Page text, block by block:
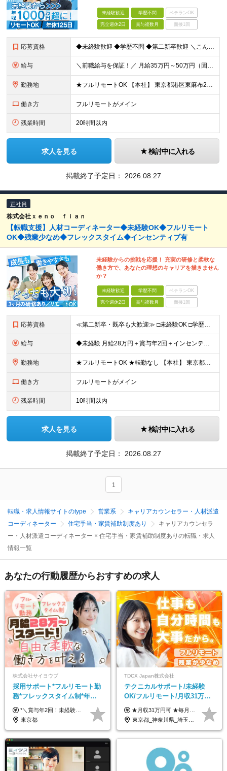
未経験歓迎 学歴不問 ベテランOK
完全週休2日 賞与複数月 面接1回
応募資格 ◆未経験歓迎 ◆学歴不問 ◆第二新卒歓迎 ＼こんな方はすぐにご活躍いただけます／ ◆営業経験がある方 ◆顧客折衝経験がある方 ※紹介先企業の規定によります
給与 ＼前職給与を保証！／ 月給35万円～50万円（固定残業代含む）＋インセンティブ＋賞与年3回 ※固定残業代（月20時間・4万4100円～6万2900円）を含みます ※超過分は別途支給します ※試用期間
勤務地 ★フルリモートOK 【本社】 東京都港区東麻布2丁目35番地1号 KCビル ※紹介先企業の規定によります (変更の範囲)上記を除く当社関連勤務地
働き方 フルリモートがメイン
残業時間 20時間以内
求人を見る 検討中に入れる
掲載終了予定日： 2026.08.27
正社員
株式会社ｘｅｎｏ ｆｉａｎ
【転職支援】人材コーディネーター◆未経験OK◆フルリモート
OK◆残業少なめ◆フレックスタイム◆インセンティブ有
未経験からの挑戦を応援！ 充実の研修と柔軟な
働き方で、あなたの理想のキャリアを描きません
か？
未経験歓迎 学歴不問 ベテランOK
完全週休2日 賞与複数月 面接1回
応募資格 ≪第二新卒・既卒も大歓迎≫ □未経験OK □学歴不問 ＼こんな方はすぐにご活躍いただけます／ ◆営業経験がある方 ◆接客、販売経験がある方 ◆顧客折衝経験がある方 ※紹介先企業の規定によります
給与 ◆未経験 月給28万円＋賞与年2回＋インセンティブ＋各種手当 ◆経験者（キャリアアドバイザー経験2年以上、または営業経験3年以上の方） 月給35万円＋賞与年2回＋インセンティブ＋各種手当 ※残業代
勤務地 ★フルリモートOK ★転勤なし 【本社】 東京都渋谷区渋谷2丁目24-12渋谷スクランブルスクエア42階 ※紹介先企業の規定によります (変更の範囲)上記を除く当社関連勤務地
働き方 フルリモートがメイン
残業時間 10時間以内
求人を見る 検討中に入れる
掲載終了予定日： 2026.08.27
1
転職・求人情報サイトのtype 営業系
キャリアカウンセラー・人材派遣
コーディネーター
住宅手当・家賃補助制度あり
キャリアカウンセラ
ー・人材派遣コーディネーター × 住宅手当・家賃補助制度ありの転職・求人
情報一覧
あなたの行動履歴からおすすめの求人
株式会社サイヨウブ
採用サポート*フルリモート勤
務*フレックスタイム制*年休
120日*土日祝休み*残業ほぼな
し*育児中社員8割以上
*＼賞与年2回！未経験から月給28万円スタート／* ◆月給28万～40万円＋賞与年2回＋各種インセンティブ ※経験・スキルを考慮の上、決定します ※試用期間6ヶ月間あり（期間中は月給26万円～になります。その他待遇等に差異はありません） ※月給には月35時間分の固定残業代含む（月5万4800円/超過分別途支給） ※ほとんどのメンバーが残業ゼロです！フレックスタイム制のため、自分の生活に合わせて調整できます。 ＼希望性で土曜日出勤あり／ お客様より「土曜日に応募者の対応をしてほしい」という ご要望を受けた際に、応募者対応⇒求職者との メッセージのやり取りなど、対応が発生する場合があります。 ※土曜日に出勤いただく場合は ・2時間稼働：4500円 ・4時間稼働：9000円 の給与が発生。勤務時間が4時間超えることは原則ありません。 短期間で高い給与をGETできるチャンスです♪
東京都
TDCX Japan株式会社
テクニカルサポート/未経験
OK/フルリモート/月収31万円
可/月最大3万のインセンティ
ブ支給/平均年齢33歳
★月収31万円可 ★毎月「最大3万円」のインセンティブあり 月給266,228円～＋スキル手当（15,000円）＋インセンティブ（月最大3万円） ※月給例（月額最大額）：281,228 円＋残業代発生分 インセンティブを最大まで取得できた場合は、月額最大額：311,228円＋残業代発生分 となります ※経験・スキルなどを考慮し決定します ※残業代は1分単位で支給 ※試用期間3ヵ月あり（契約社員期間も給与・待遇に変更なし） ※インセンティブは効率性、顧客満足、勤怠状況等の結果により毎月金額が決定されます。 ＼”頑張り”はインセンティブで還元！／ 入社3ヶ月目から、目標数字やKPI、勤怠状況、お客様アンケートなどをもとに評価をスタート。 最短4ヶ月目にはインセンティブの支給も可能です！
東京都_神奈川県_埼玉県_千葉県_大阪府_愛知県_北海道_青森県_岩手県_宮城県_秋田県_山形県_福島県_茨城県_栃木県_群馬県_新潟県_山梨県_長野県_富山県_石川県_福井県_静岡県_岐阜県_三重県_兵庫県_京都府_滋賀県_奈良県_和歌山県_広島県_岡山県_鳥取県_島根県_山口県_徳島県_香川県_愛媛県_高知県_福岡県_熊本県_佐賀県_長崎県_大分県_宮崎県_鹿児島県_沖縄県